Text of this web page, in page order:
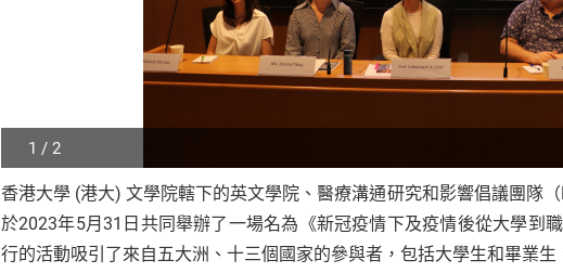
1 / 2
Play
/
the
slider
香港大學 (港大) 文學院轄下的英文學院、醫療溝通研究和影響倡議團隊（
於2023年5月31日共同舉辦了一場名為《新冠疫情下及疫情後從大學到
行的活動吸引了來自五大洲、十三個國家的參與者，包括大學生和畢業生